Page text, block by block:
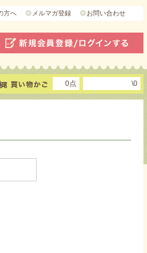
方へ メルマガ登録 お問い合わせ
0点 \0